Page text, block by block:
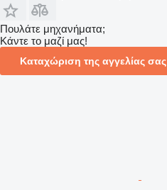
Πουλάτε μηχανήματα;
Κάντε το μαζί μας!
Καταχώριση της αγγελίας σας